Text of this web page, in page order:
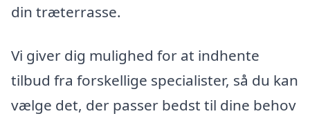
din træterrasse.
Vi giver dig mulighed for at indhente
tilbud fra forskellige specialister, så du kan
vælge det, der passer bedst til dine behov